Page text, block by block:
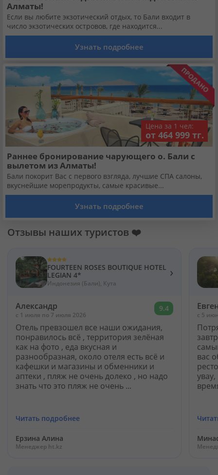
Алматы!
Если вы любите экзотический отдых, то Бали входит в
число экзотических островов, где находится...
Узнать подробнее
Цена за 1 чел:
от 464 999 тг.
Раннее бронирование чарующего о. Бали с
вылетом из Алматы!
Бали покорит Вас с первого взгляда, лучшие СПА салоны,
вкуснейшие морепродукты, самые красивые...
Узнать подробнее
Отзывы наших туристов ❤️
FOURTEEN ROSES BOUTIQUE HOTEL
LEGIAN 4*
Индонезия (Бали), Кута
›
Александр
c 1 июля по 7 июля 2026
9.4
Отель превзошел все наши ожидания,
понравилось всё , территория зелёная
как на фото , еда вкусная и
разнообразная, около отеля есть всё и
кафешки и магазины и обменники и
аптеки , пляж не очень долеко , но надо
знать что это пляж не очень ...
Читать подробнее
Ерзина Алина
Менеджер ht.kz
c 5
вас